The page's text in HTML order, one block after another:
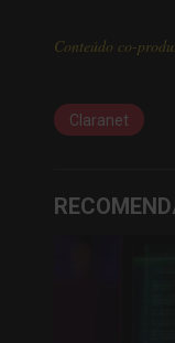
Conteúdo co-
Claranet